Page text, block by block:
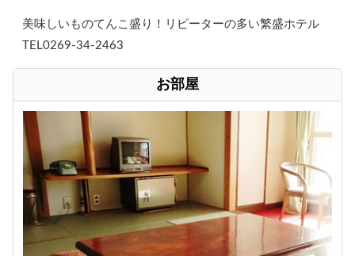
美味しいものてんこ盛り！リピーターの多い繁盛ホテル
TEL0269-34-2463
お部屋